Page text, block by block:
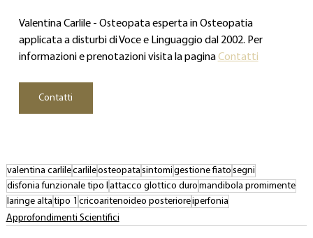
Valentina Carlile - Osteopata esperta in Osteopatia
applicata a disturbi di Voce e Linguaggio dal 2002. Per
informazioni e prenotazioni visita la pagina Contatti
Contatti
valentina carlilecarlileosteopata sintomi gestione fiato segni
disfonia funzionale tipo I attacco glottico duro mandibola promimente
laringe alta tipo 1 cricoaritenoideo posterioreiperfonia
Approfondimenti Scientifici